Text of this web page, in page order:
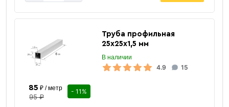
Труба профильная
25х25х1,5 мм
В наличии
4.9 15
85 ₽ / метр
95 ₽
- 11%